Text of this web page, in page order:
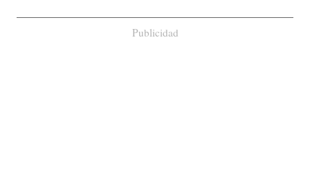
Publicidad